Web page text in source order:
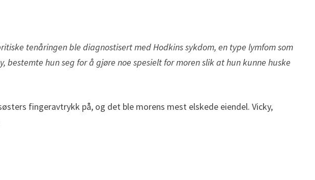
tenåringen ble diagnostisert med Hodkins sykdom, en type lymfom som
hun seg for å gjøre noe spesielt for moren slik at hun kunne huske
fingeravtrykk på, og det ble morens mest elskede eiendel. Vicky,